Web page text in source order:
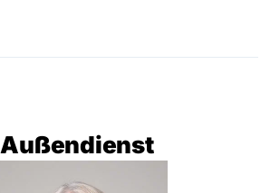
Außendienst